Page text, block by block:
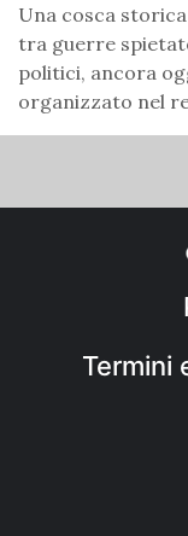
Una cosca
tra guerre
politici, ancora
organizzato nel
Termini